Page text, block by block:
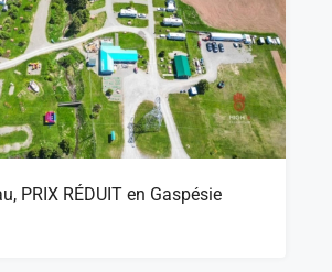
PRIX RÉDUIT en Gaspésie